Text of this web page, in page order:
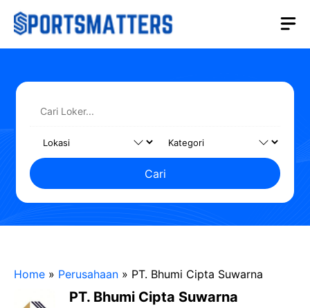
Langsung
Cari
Home » Perusahaan » PT. Bhumi Cipta Suwarna
PT. Bhumi Cipta Suwarna